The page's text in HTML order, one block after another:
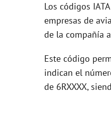
Los códigos
empresas de
de la compañía
Este código
indican el
de 6RXXXX,